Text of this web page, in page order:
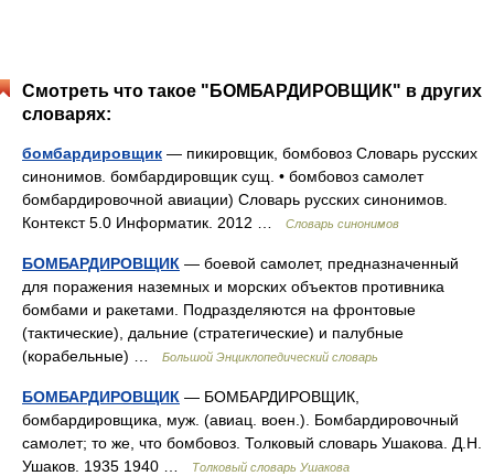
Смотреть что такое "БОМБАРДИРОВЩИК" в других
словарях:
бомбардировщик — пикировщик, бомбовоз Словарь русских
синонимов. бомбардировщик сущ. • бомбовоз самолет
бомбардировочной авиации) Словарь русских синонимов.
Контекст 5.0 Информатик. 2012 …
Словарь синонимов
БОМБАРДИРОВЩИК — боевой самолет, предназначенный
для поражения наземных и морских объектов противника
бомбами и ракетами. Подразделяются на фронтовые
(тактические), дальние (стратегические) и палубные
(корабельные) …
Большой Энциклопедический словарь
БОМБАРДИРОВЩИК — БОМБАРДИРОВЩИК,
бомбардировщика, муж. (авиац. воен.). Бомбардировочный
самолет; то же, что бомбовоз. Толковый словарь Ушакова. Д.Н.
Ушаков. 1935 1940 …
Толковый словарь Ушакова